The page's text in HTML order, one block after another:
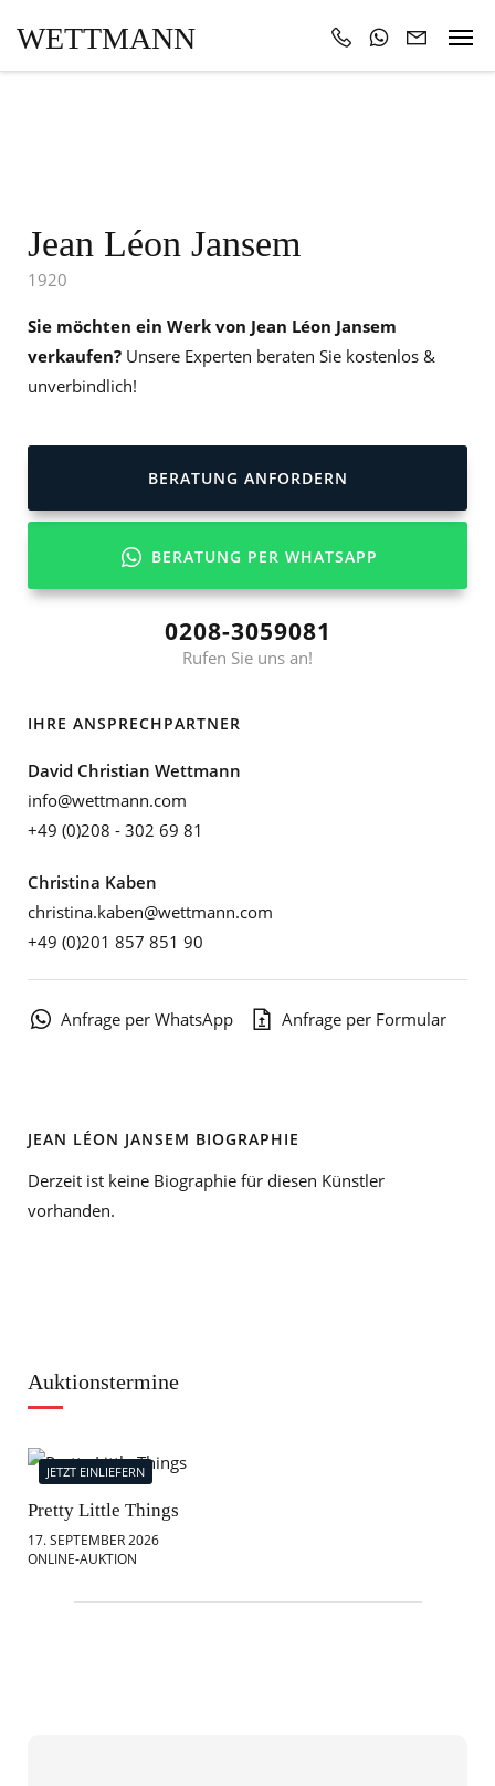
WETTMANN
Jean Léon Jansem
1920
Sie möchten ein Werk von Jean Léon Jansem
verkaufen? Unsere Experten beraten Sie kostenlos &
unverbindlich!
BERATUNG ANFORDERN
BERATUNG PER WHATSAPP
0208-3059081
Rufen Sie uns an!
IHRE ANSPRECHPARTNER
David Christian Wettmann
info@wettmann.com
+49 (0)208 - 302 69 81
Christina Kaben
christina.kaben@wettmann.com
+49 (0)201 857 851 90
Anfrage per WhatsApp Anfrage per Formular
JEAN LÉON JANSEM BIOGRAPHIE
Derzeit ist keine Biographie für diesen Künstler
vorhanden.
Auktionstermine
JETZT EINLIEFERN
Pretty Little Things
17. SEPTEMBER 2026
ONLINE-AUKTION